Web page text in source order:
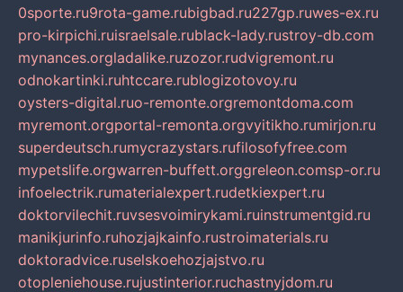
0sporte.ru9rota-game.rubigbad.ru227gp.ruwes-ex.ru
pro-kirpichi.ruisraelsale.rublack-lady.rustroy-db.com
mynances.orgladalike.ruzozor.rudvigremont.ru
odnokartinki.ruhtccare.rublogizotovoy.ru
oysters-digital.ruo-remonte.orgremontdoma.com
myremont.orgportal-remonta.orgvyitikho.rumirjon.ru
superdeutsch.rumycrazystars.rufilosofyfree.com
mypetslife.orgwarren-buffett.orggreleon.comsp-or.ru
infoelectrik.rumaterialexpert.rudetkiexpert.ru
doktorvilechit.ruvsesvoimirykami.ruinstrumentgid.ru
manikjurinfo.ruhozjajkainfo.rustroimaterials.ru
doktoradvice.ruselskoehozjajstvo.ru
otopleniehouse.rujustinterior.ruchastnyjdom.ru